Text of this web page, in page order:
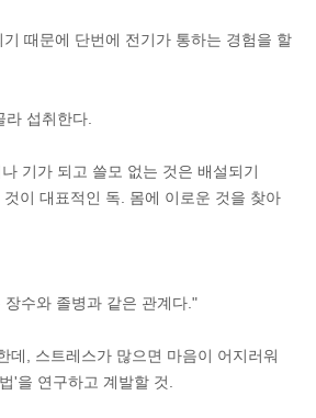
때문에 단번에 전기가 통하는 경험을 할
섭취한다.
기가 되고 쓸모 없는 것은 배설되기
이 대표적인 독. 몸에 이로운 것을 찾아
수와 졸병과 같은 관계다."
데, 스트레스가 많으면 마음이 어지러워
'을 연구하고 계발할 것.